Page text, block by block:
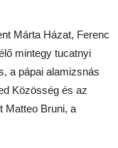
Márta Házat, Ferenc
mintegy tucatnyi
a pápai alamizsnás
Közösség és az
Matteo Bruni, a